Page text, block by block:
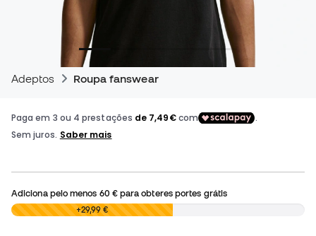
Adeptos Roupa fanswear
Adiciona pelo menos 60 €para obteres portes grátis
0,00 € +29,99 €